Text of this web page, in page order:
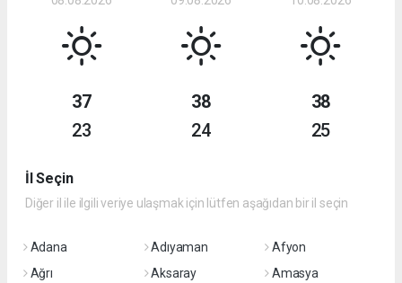
37
23
38
24
38
25
İl Seçin
Diğer il ile ilgili veriye ulaşmak için lütfen aşağıdan bir il seçin
Adana Adıyaman
Afyon
Ağrı
Aksaray
Amasya